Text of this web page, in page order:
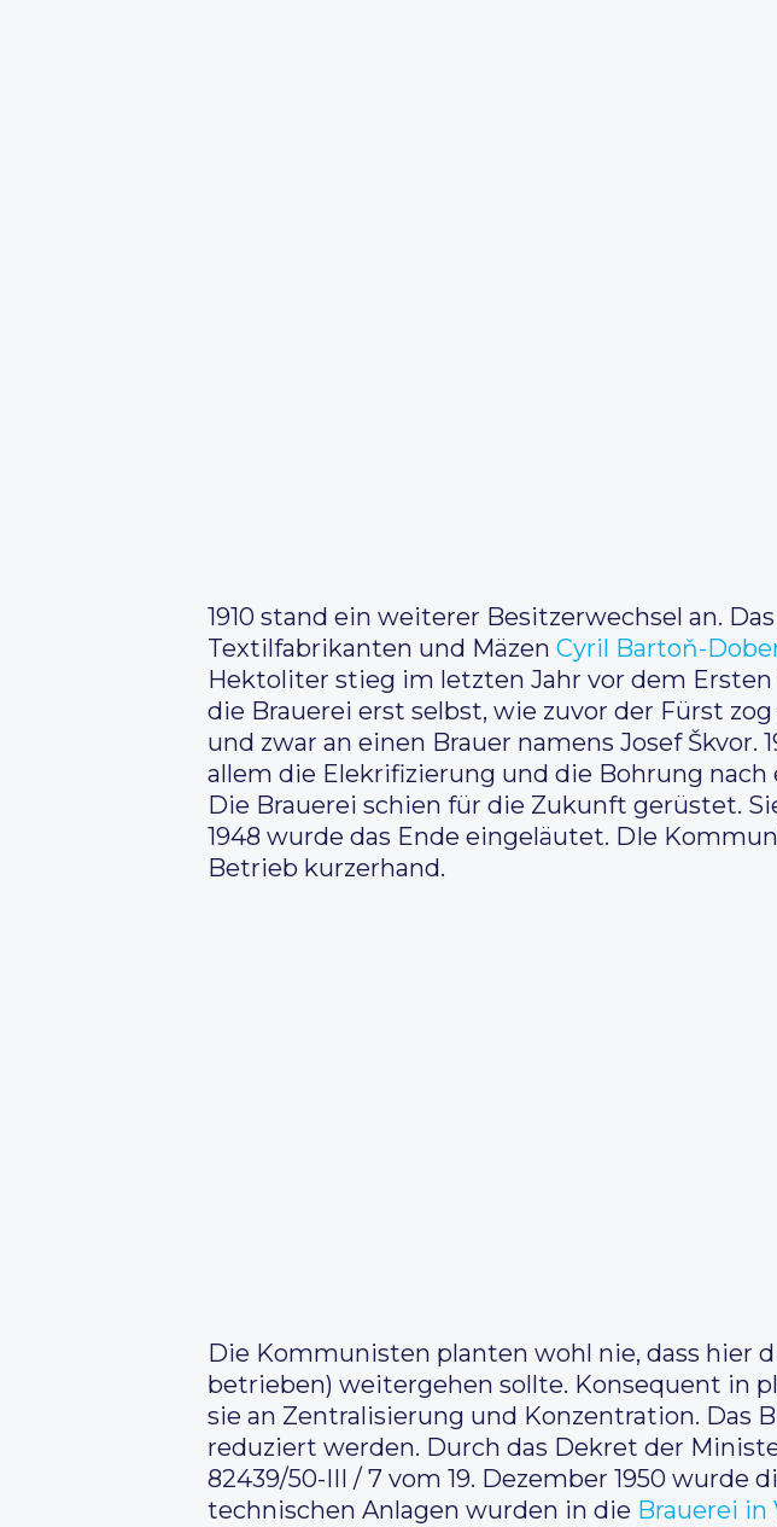
1910 stand ein weiterer Besitzerwechsel an.
Textilfabrikanten und Mäzen Cyril Bartoň-
Hektoliter stieg im letzten Jahr vor dem
die Brauerei erst selbst, wie zuvor der Fürst
und zwar an einen Brauer namens Josef
allem die Elekrifizierung und die Bohrung
Die Brauerei schien für die Zukunft gerüstet.
1948 wurde das Ende eingeläutet. DIe
Betrieb kurzerhand.
Die Kommunisten planten wohl nie, dass hier
betrieben) weitergehen sollte. Konsequent in
sie an Zentralisierung und Konzentration. Das
reduziert werden. Durch das Dekret der
82439/50-III / 7 vom 19. Dezember 1950
technischen Anlagen wurden in die Brauerei in